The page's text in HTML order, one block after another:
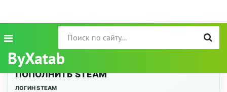
ByXatab
ПОПОЛНИТЬ STEAM
ЛОГИН STEAM